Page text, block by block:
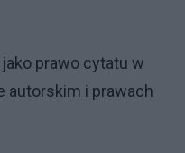
prawo cytatu w
autorskim i prawach